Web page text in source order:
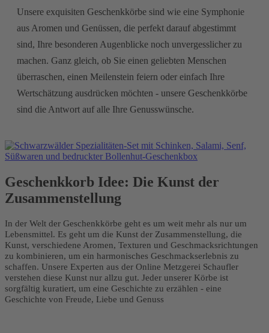
Unsere exquisiten Geschenkkörbe sind wie eine Symphonie
aus Aromen und Genüssen, die perfekt darauf abgestimmt
sind, Ihre besonderen Augenblicke noch unvergesslicher zu
machen. Ganz gleich, ob Sie einen geliebten Menschen
überraschen, einen Meilenstein feiern oder einfach Ihre
Wertschätzung ausdrücken möchten - unsere Geschenkkörbe
sind die Antwort auf alle Ihre Genusswünsche.
Geschenkkorb Idee: Die Kunst der
Zusammenstellung
In der Welt der Geschenkkörbe geht es um weit mehr als nur um
Lebensmittel. Es geht um die Kunst der Zusammenstellung, die
Kunst, verschiedene Aromen, Texturen und Geschmacksrichtungen
zu kombinieren, um ein harmonisches Geschmackserlebnis zu
schaffen. Unsere Experten aus der Online Metzgerei Schaufler
verstehen diese Kunst nur allzu gut. Jeder unserer Körbe ist
sorgfältig kuratiert, um eine Geschichte zu erzählen - eine
Geschichte von Freude, Liebe und Genuss